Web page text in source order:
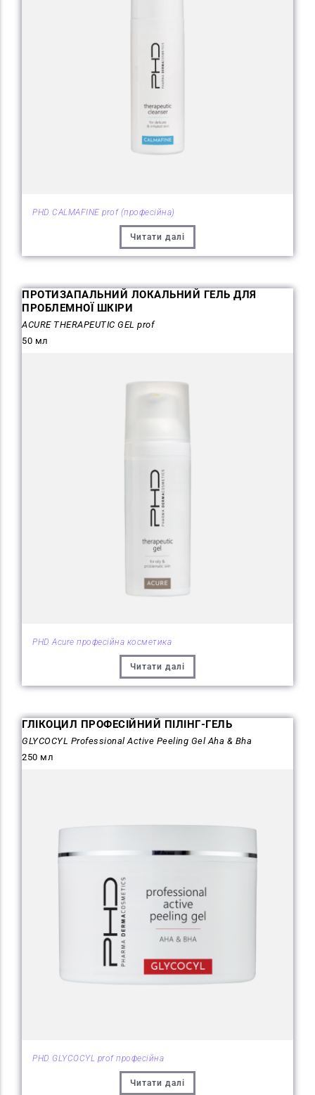
PHD CALMAFINE prof (професійна)
Читати далі
ПРОТИЗАПАЛЬНИЙ ЛОКАЛЬНИЙ ГЕЛЬ ДЛЯ
ПРОБЛЕМНОЇ ШКІРИ
ACURE THERAPEUTIC GEL prof
50 мл
PHD Acure професійна косметика
Читати далі
ГЛІКОЦИЛ ПРОФЕСІЙНИЙ ПІЛІНГ-ГЕЛЬ
GLYCOCYL Professional Active Peeling Gel Aha & Bha
250 мл
PHD GLYCOCYL prof професійна
Читати далі